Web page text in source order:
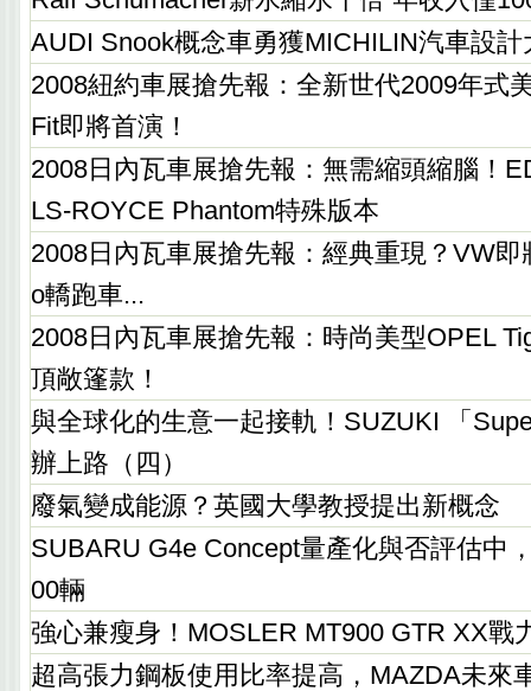
AUDI Snook概念車勇獲MICHILIN汽車設計
2008紐約車展搶先報：全新世代2009年式
Fit即將首演！
2008日內瓦車展搶先報：無需縮頭縮腦！
LS-ROYCE Phantom特殊版本
2008日內瓦車展搶先報：經典重現？VW
o轎跑車...
2008日內瓦車展搶先報：時尚美型OPEL
頂敞篷款！
與全球化的生意一起接軌！SUZUKI 「
辦上路（四）
廢氣變成能源？英國大學教授提出新概念
SUBARU G4e Concept量產化與否評估中
00輛
強心兼瘦身！MOSLER MT900 GTR XX戰
超高張力鋼板使用比率提高，MAZDA未來